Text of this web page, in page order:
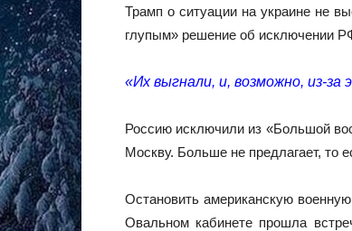
Трамп о ситуации на украине не
глупым» решение об исключении
«Их выгнали, и, возможно, из-
Россию исключили из «Большой
Москву. Больше не предлагает, то
Остановить американскую
Овальном кабинете прошла